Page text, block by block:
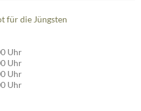
für die Jüngsten
Uhr
Uhr
Uhr
Uhr